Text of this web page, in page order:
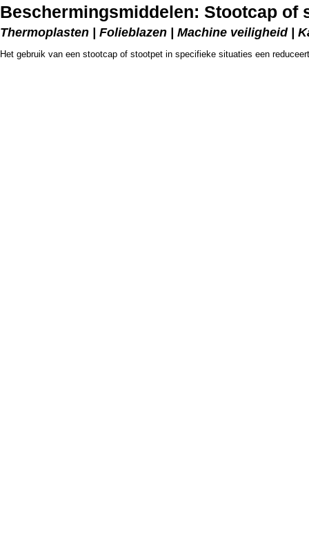
Beschermingsmiddelen: Stootcap of
Thermoplasten | Folieblazen | Machine veiligheid |
Het gebruik van een stootcap of stootpet in specifieke situaties een